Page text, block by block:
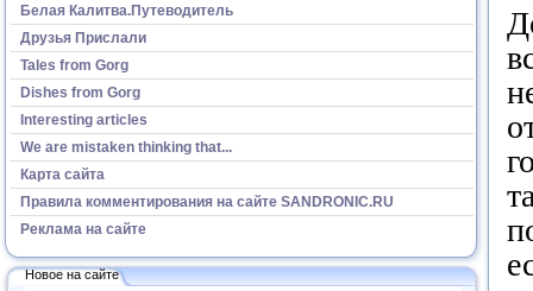
Белая Калитва.Путеводитель
Друзья Прислали
Tales from Gorg
Dishes from Gorg
Interesting articles
We are mistaken thinking that...
Карта сайта
Правила комментирования на сайте SANDRONIC.RU
Реклама на сайте
Новое на сайте